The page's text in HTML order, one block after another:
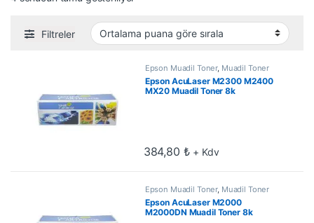
Filtreler
Epson Muadil Toner, Muadil Toner
Epson AcuLaser M2300 M2400
MX20 Muadil Toner 8k
384,80 ₺ + Kdv
Epson Muadil Toner, Muadil Toner
Epson AcuLaser M2000
M2000DN Muadil Toner 8k